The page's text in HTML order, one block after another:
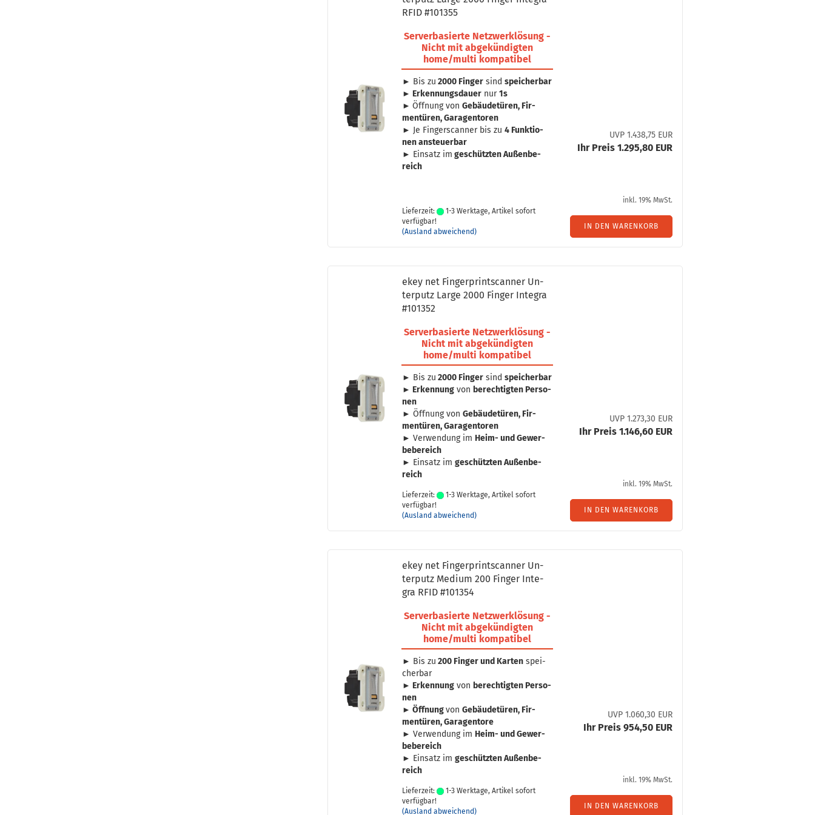
RFID #101355
Ser­ver­ba­sier­te Netz­werk­lö­sung -
Nicht mit ab­ge­kün­dig­ten
home/multi kom­pa­ti­bel
► Bis zu 2000 Fin­ger sindspei­cher­bar
► Er­ken­nungs­dau­er nur1s
►Öff­nung vonGe­bäu­de­tü­ren, Fir­
men­tü­ren, Ga­ra­gen­to­ren
► Je Fin­ger­scan­ner bis zu4 Funk­tio­
nen an­steu­er­bar
► Ein­satz im ge­schütz­ten Au­ßen­be­
reich
Lieferzeit:
1-3 Werktage, Artikel sofort
verfügbar!
(Ausland abweichend)
UVP 1.438,75 EUR
Ihr Preis 1.295,80 EUR
inkl. 19% MwSt.
IN DEN WARENKORB
ekey net Fin­ger­print­scan­ner Un­
ter­putz Large 2000 Fin­ger In­te­gra
#101352
Ser­ver­ba­sier­te Netz­werk­lö­sung -
Nicht mit ab­ge­kün­dig­ten
home/multi kom­pa­ti­bel
► Bis zu 2000 Fin­ger sindspei­cher­bar
► Er­ken­nung von be­rech­tig­ten Per­so­
nen
► Öff­nung vonGe­bäu­de­tü­ren, Fir­
men­tü­ren, Ga­ra­gen­to­ren
► Ver­wen­dung im Heim- und Ge­wer­
be­be­reich
► Ein­satz imge­schütz­ten Au­ßen­be­
reich
Lieferzeit:
1-3 Werktage, Artikel sofort
verfügbar!
(Ausland abweichend)
UVP 1.273,30 EUR
Ihr Preis 1.146,60 EUR
inkl. 19% MwSt.
IN DEN WARENKORB
ekey net Fin­ger­print­scan­ner Un­
ter­putz Me­di­um 200 Fin­ger In­te­
gra RFID #101354
Ser­ver­ba­sier­te Netz­werk­lö­sung -
Nicht mit ab­ge­kün­dig­ten
home/multi kom­pa­ti­bel
► Bis zu 200 Fin­ger und Kar­ten spei­
cher­bar
► Er­ken­nung von be­rech­tig­ten Per­so­
nen
► Öff­nungvonGe­bäu­de­tü­ren, Fir­
men­tü­ren, Ga­ra­gen­to­re
► Ver­wen­dung im Heim- und Ge­wer­
be­be­reich
► Ein­satz imge­schütz­ten Au­ßen­be­
reich
Lieferzeit:
1-3 Werktage, Artikel sofort
verfügbar!
(Ausland abweichend)
UVP 1.060,30 EUR
Ihr Preis 954,50 EUR
inkl. 19% MwSt.
IN DEN WARENKORB